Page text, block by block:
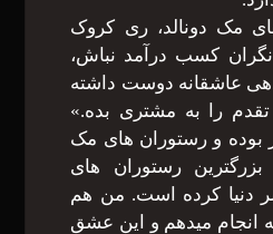
مک دونالد، ری کروک
کسب درآمد نباش،
عاشقانه دوست داشته
را به مشتری بده.»
بوده و رستوران های مک
بزرگترین رستوران های
دنیا کرده است. من هم
انجام میدهم و این عشق